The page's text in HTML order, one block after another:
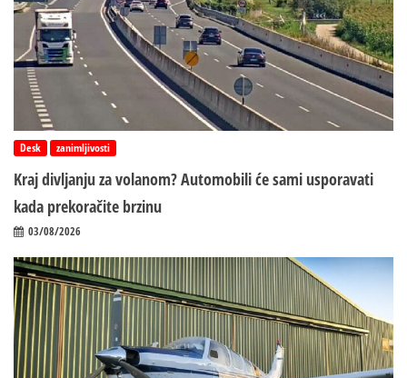
Desk zanimljivosti
Kraj divljanju za volanom? Automobili će sami usporavati
kada prekoračite brzinu
03/08/2026